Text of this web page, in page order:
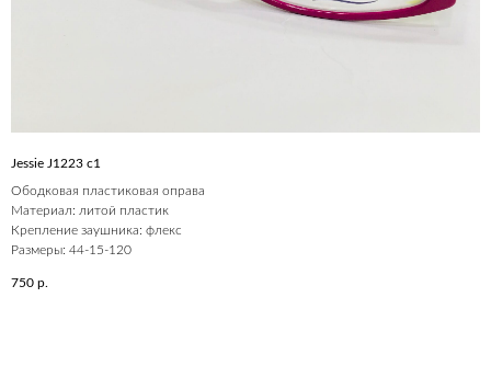
Jessie J1223 c1
Ободковая пластиковая оправа
Материал: литой пластик
Крепление заушника: флекс
Размеры: 44-15-120
750 р.